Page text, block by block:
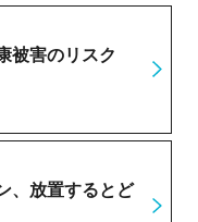
被害のリスク
、放置するとど